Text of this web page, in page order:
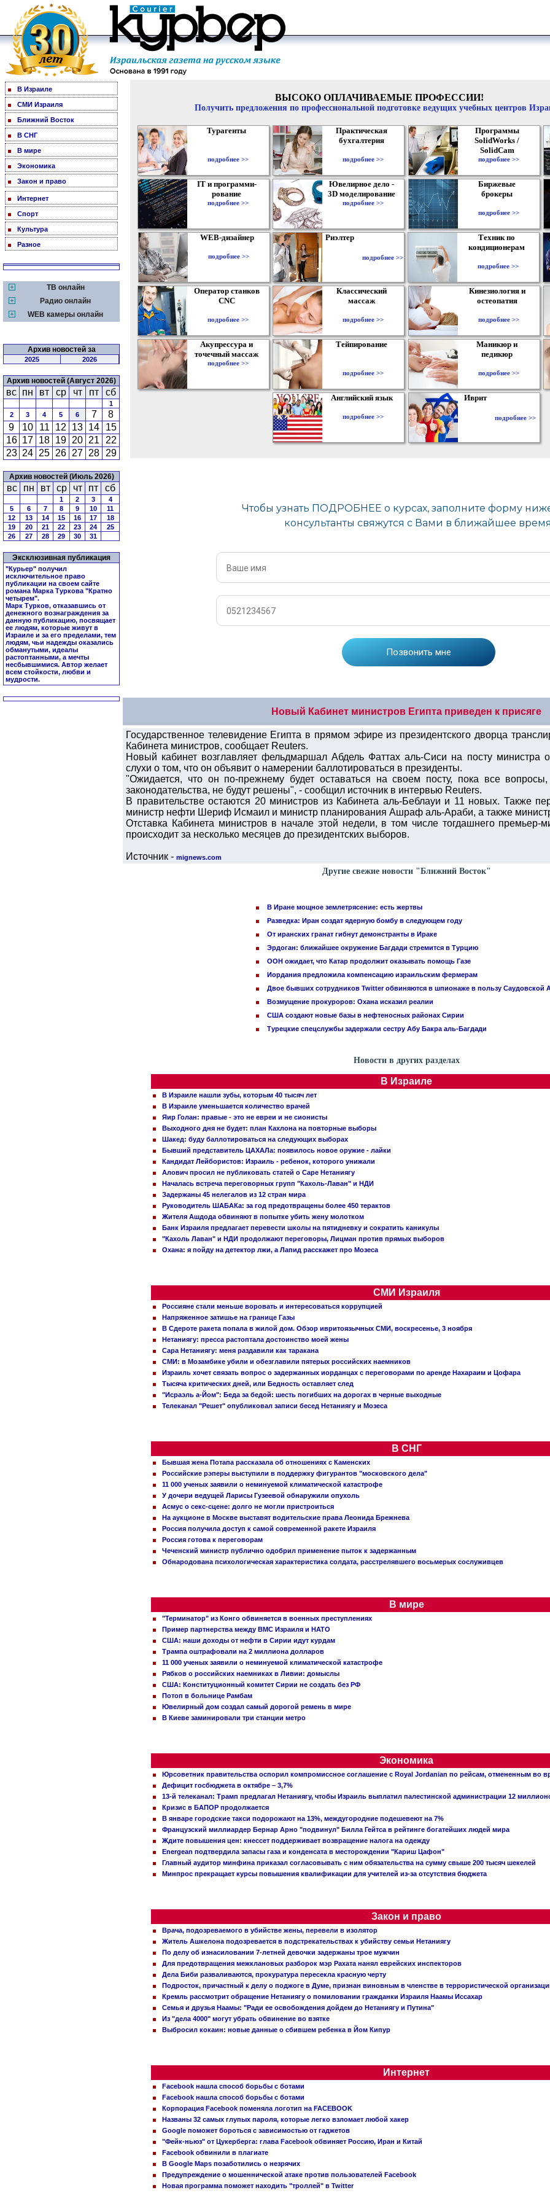
В Израиле
СМИ Израиля
Ближний Восток
В СНГ
В мире
Экономика
Закон и право
Интернет
Спорт
Культура
Разное
ТВ онлайн
Радио онлайн
WEB камеры онлайн
Архив новостей за
2025 2026
Архив новостей (Август 2026)
вс пн вт ср чт пт сб
1
2
3 4 5 6 7
8
9
10 11 12 13 14
15
16 17 18 19 20 21
22
23 24 25 26 27 28 29
Архив новостей (Июль 2026)
вс пн вт ср чт пт сб
1 2 3
4
5
6 7 8 9 10
11
12
13 14 15 16 17
18
19
20 21 22 23 24
25
26
27 28 29 30 31
Эксклюзивная публикация
"Курьер" получил
исключительное право
публикации на своем сайте
романа Марка Туркова "Кратно
четырем".
Марк Турков, отказавшись от
денежного вознаграждения за
данную публикацию, посвящает
ее людям, которые живут в
Израиле и за его пределами, тем
людям, чьи надежды оказались
обманутыми, идеалы
растоптанными, а мечты
несбывшимися. Автор желает
всем стойкости, любви и
мудрости.
ВЫСОКО ОПЛАЧИВАЕМЫЕ ПРОФЕССИИ!
Получить предложения по профессиональной подготовке ведущих учебных центров
Турагенты
подробнее >>
Практическая
бухгалтерия
подробнее >>
Программы
SolidWorks /
SolidCam
подробнее >>
IT и программи-
рование
подробнее >>
Ювелирное дело -
3D моделирование
подробнее >>
Биржевые
брокеры
подробнее >>
WEB-дизайнер
подробнее >>
Риэлтер
подробнее >>
Техник по
кондиционерам
подробнее >>
Оператор станков
CNC
подробнее >>
Классический
массаж
подробнее >>
Кинезиология и
остеопатия
подробнее >>
Акупрессура и
точечный массаж
подробнее >>
Тейпирование
подробнее >>
Маникюр и
педикюр
подробнее >>
Английский язык
подробнее >>
Иврит
подробнее >>
Новый Кабинет министров Египта приведен к присяге
Государственное телевидение Египта в прямом эфире из президентского дворца
Кабинета министров, сообщает Reuters.
Новый кабинет возглавляет фельдмаршал Абдель Фаттах аль-Сиси на посту министра
слухи о том, что он объявит о намерении баллотироваться в президенты.
"Ожидается, что он по-прежнему будет оставаться на своем посту, пока все вопросы,
законодательства, не будут решены", - сообщил источник в интервью Reuters.
В правительстве остаются 20 министров из Кабинета аль-Беблауи и 11 новых. Также
министр нефти Шериф Исмаил и министр планирования Ашраф аль-Араби, а также
Отставка Кабинета министров в начале этой недели, в том числе тогдашнего премьер-
происходит за несколько месяцев до президентских выборов.
Источник - mignews.com
Другие свежие новости "Ближний Восток"
В Иране мощное землетрясение: есть жертвы
Разведка: Иран создат ядерную бомбу в следующем году
От иранских гранат гибнут демонстранты в Ираке
Эрдоган: ближайшее окружение Багдади стремится в Турцию
ООН ожидает, что Катар продолжит оказывать помощь Газе
Иордания предложила компенсацию израильским фермерам
Двое бывших сотрудников Twitter обвиняются в шпионаже в пользу Саудовской
Возмущение прокуроров: Охана исказил реалии
США создают новые базы в нефтеносных районах Сирии
Турецкие спецслужбы задержали сестру Абу Бакра аль-Багдади
Новости в других разделах
В Израиле
В Израиле нашли зубы, которым 40 тысяч лет
В Израиле уменьшается количество врачей
Яир Голан: правые - это не евреи и не сионисты
Выходного дня не будет: план Кахлона на повторные выборы
Шакед: буду баллотироваться на следующих выборах
Бывший представитель ЦАХАЛа: появилось новое оружие - лайки
Кандидат Лейбористов: Израиль - ребенок, которого унижали
Алович просил не публиковать статей о Саре Нетаниягу
Началась встреча переговорных групп "Кахоль-Лаван" и НДИ
Задержаны 45 нелегалов из 12 стран мира
Руководитель ШАБАКа: за год предотвращены более 450 терактов
Жителя Ашдода обвиняют в попытке убить жену молотком
Банк Израиля предлагает перевести школы на пятидневку и сократить каникулы
"Кахоль Лаван" и НДИ продолжают переговоры, Лицман против прямых выборов
Охана: я пойду на детектор лжи, а Лапид расскажет про Мозеса
СМИ Израиля
Россияне стали меньше воровать и интересоваться коррупцией
Напряженное затишье на границе Газы
В Сдероте ракета попала в жилой дом. Обзор ивритоязычных СМИ, воскресенье, 3 ноября
Нетаниягу: пресса растоптала достоинство моей жены
Сара Нетаниягу: меня раздавили как таракана
СМИ: в Мозамбике убили и обезглавили пятерых российских наемников
Израиль хочет связать вопрос о задержанных иорданцах с переговорами по аренде Нахараим и Цофара
Тысяча критических дней, или Бедность оставляет след
"Исраэль а-Йом": Беда за бедой: шесть погибших на дорогах в черные выходные
Телеканал "Решет" опубликовал записи бесед Нетаниягу и Мозеса
В СНГ
Бывшая жена Потапа рассказала об отношениях с Каменских
Российские рэперы выступили в поддержку фигурантов "московского дела"
11 000 ученых заявили о неминуемой климатической катастрофе
У дочери ведущей Ларисы Гузеевой обнаружили опухоль
Асмус о секс-сцене: долго не могли пристроиться
На аукционе в Москве выставят водительские права Леонида Брежнева
Россия получила доступ к самой современной ракете Израиля
Россия готова к переговорам
Чеченский министр публично одобрил применение пыток к задержанным
Обнародована психологическая характеристика солдата, расстрелявшего восьмерых сослуживцев
В мире
"Терминатор" из Конго обвиняется в военных преступлениях
Пример партнерства между ВМС Израиля и НАТО
США: наши доходы от нефти в Сирии идут курдам
Трампа оштрафовали на 2 миллиона долларов
11 000 ученых заявили о неминуемой климатической катастрофе
Рябков о российских наемниках в Ливии: домыслы
США: Конституционный комитет Сирии не создать без РФ
Потоп в больнице Рамбам
Ювелирный дом создал самый дорогой ремень в мире
В Киеве заминировали три станции метро
Экономика
Юрсоветник правительства оспорил компромиссное соглашение с Royal Jordanian по рейсам, отмененным во
Дефицит госбюджета в октябре – 3,7%
13-й телеканал: Трамп предлагал Нетаниягу, чтобы Израиль выплатил палестинской администрации 12
Кризис в БАПОР продолжается
В январе городские такси подорожают на 13%, междугородние подешевеют на 7%
Французский миллиардер Бернар Арно "подвинул" Билла Гейтса в рейтинге богатейших людей мира
Ждите повышения цен: кнессет поддерживает возвращение налога на одежду
Energean подтвердила запасы газа и конденсата в месторождении "Кариш Цафон"
Главный аудитор минфина приказал согласовывать с ним обязательства на сумму свыше 200 тысяч шекелей
Минпрос прекращает курсы повышения квалификации для учителей из-за отсутствия бюджета
Закон и право
Врача, подозреваемого в убийстве жены, перевели в изолятор
Житель Ашкелона подозревается в подстрекательствах к убийству семьи Нетаниягу
По делу об изнасиловании 7-летней девочки задержаны трое мужчин
Для предотвращения межклановых разборок мэр Рахата нанял еврейских инспекторов
Дела Биби разваливаются, прокуратура пересекла красную черту
Подросток, причастный к делу о поджоге в Думе, признан виновным в членстве в террористической
Кремль рассмотрит обращение Нетаниягу о помиловании гражданки Израиля Наамы Иссахар
Семья и друзья Наамы: "Ради ее освобождения дойдем до Нетаниягу и Путина"
Из "дела 4000" могут убрать обвинение во взятке
Выбросил кокаин: новые данные о сбившем ребенка в Йом Кипур
Интернет
Facebook нашла способ борьбы с ботами
Facebook нашла способ борьбы с ботами
Корпорация Facebook поменяла логотип на FACEBOOK
Названы 32 самых глупых пароля, которые легко взломает любой хакер
Google поможет бороться с зависимостью от гаджетов
"Фейк-ньюз" от Цукерберга: глава Facebook обвиняет Россию, Иран и Китай
Facebook обвинили в плагиате
В Google Maps позаботились о незрячих
Предупреждение о мошеннической атаке против пользователей Facebook
Новая программа поможет находить "троллей" в Twitter